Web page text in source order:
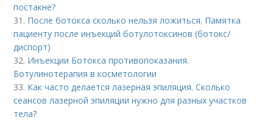
постакне?
31. После ботокса сколько нельзя ложиться. Памятка
пациенту после инъекций ботулотоксинов (ботокс/
диспорт)
32. Инъекции Ботокса противопоказания.
Ботулинотерапия в косметологии
33. Как часто делается лазерная эпиляция. Сколько
сеансов лазерной эпиляции нужно для разных участков
тела?